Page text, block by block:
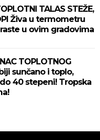
TALAS STEŽE,
Živa u termometru
u ovim gradovima
TOPLOTNOG
sunčano i toplo,
40 stepeni! Tropska